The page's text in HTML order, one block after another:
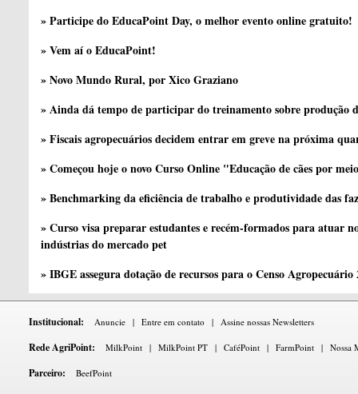
» Participe do EducaPoint Day, o melhor evento online gratuito!
» Vem aí o EducaPoint!
» Novo Mundo Rural, por Xico Graziano
» Ainda dá tempo de participar do treinamento sobre produção
» Fiscais agropecuários decidem entrar em greve na próxima
» Começou hoje o novo Curso Online "Educação de cães por
» Benchmarking da eficiência de trabalho e produtividade das
» Curso visa preparar estudantes e recém-formados para atuar
indústrias do mercado pet
» IBGE assegura dotação de recursos para o Censo Agropecuário
Institucional: Anuncie | Entre em contato | Assine nossas Newsletters
Rede AgriPoint: MilkPoint | MilkPoint PT | CaféPoint | FarmPoint | Nossa
Parceiro: BeefPoint